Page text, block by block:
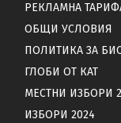
РЕКЛАМНА
ОБЩИ УСЛОВИЯ
ПОЛИТИКА ЗА
ГЛОБИ ОТ КАТ
МЕСТНИ ИЗБОРИ
ИЗБОРИ 2024